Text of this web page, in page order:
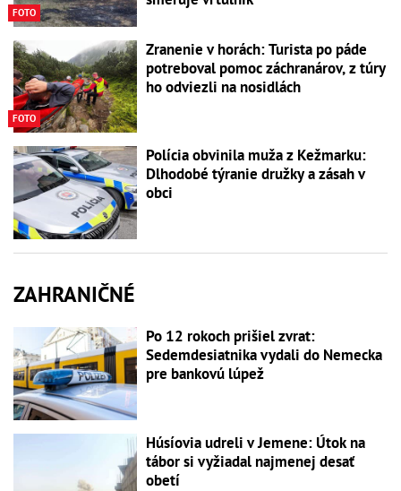
FOTO
FOTO
Zranenie v horách: Turista po páde
potreboval pomoc záchranárov, z túry
ho odviezli na nosidlách
Polícia obvinila muža z Kežmarku:
Dlhodobé týranie družky a zásah v
obci
ZAHRANIČNÉ
Po 12 rokoch prišiel zvrat:
Sedemdesiatnika vydali do Nemecka
pre bankovú lúpež
Húsíovia udreli v Jemene: Útok na
tábor si vyžiadal najmenej desať
obetí